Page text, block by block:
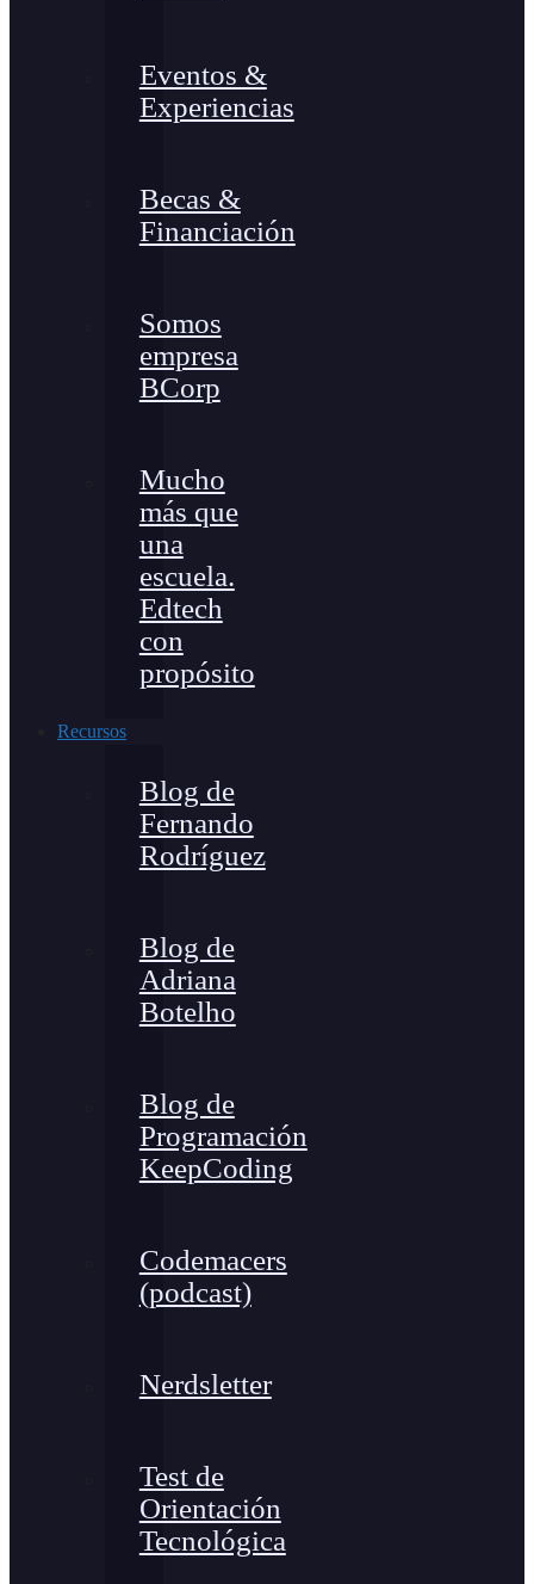
Eventos &
Experiencias
Becas &
Financiación
Somos
empresa
BCorp
Mucho
más que
una
escuela.
Edtech
con
propósito
Recursos
Blog de
Fernando
Rodríguez
Blog de
Adriana
Botelho
Blog de
Programación
KeepCoding
Codemacers
(podcast)
Nerdsletter
Test de
Orientación
Tecnológica